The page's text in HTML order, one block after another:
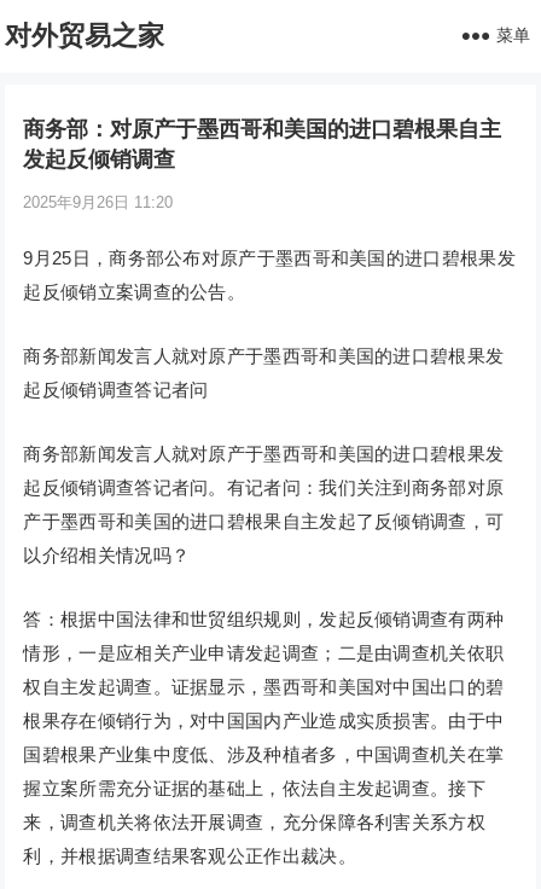
对外贸易之家 菜单
商务部：对原产于墨西哥和美国的进口碧根果自主
发起反倾销调查
2025年9月26日 11:20
9月25日，商务部公布对原产于墨西哥和美国的进口碧根果发
起反倾销立案调查的公告。
商务部新闻发言人就对原产于墨西哥和美国的进口碧根果发
起反倾销调查答记者问
商务部新闻发言人就对原产于墨西哥和美国的进口碧根果发
起反倾销调查答记者问。有记者问：我们关注到商务部对原
产于墨西哥和美国的进口碧根果自主发起了反倾销调查，可
以介绍相关情况吗？
答：根据中国法律和世贸组织规则，发起反倾销调查有两种
情形，一是应相关产业申请发起调查；二是由调查机关依职
权自主发起调查。证据显示，墨西哥和美国对中国出口的碧
根果存在倾销行为，对中国国内产业造成实质损害。由于中
国碧根果产业集中度低、涉及种植者多，中国调查机关在掌
握立案所需充分证据的基础上，依法自主发起调查。接下
来，调查机关将依法开展调查，充分保障各利害关系方权
利，并根据调查结果客观公正作出裁决。